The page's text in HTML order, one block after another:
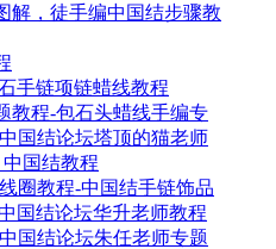
解，徒手编中国结步骤教
手链项链蜡线教程
教程-包石头蜡线手编专
国结论坛塔顶的猫老师
国结教程
圈教程-中国结手链饰品
国结论坛华升老师教程
国结论坛朱任老师专题